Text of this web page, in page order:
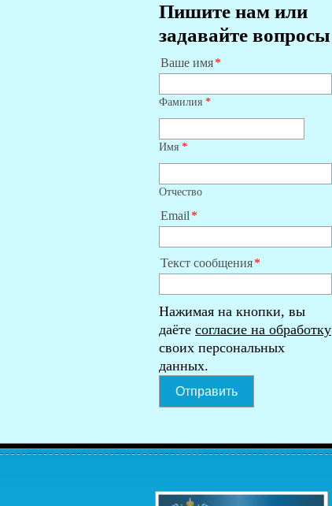
Пишите нам или
задавайте вопросы
Ваше имя
Фамилия *
Имя *
Отчество
Email
Текст сообщения
Нажимая на кнопки, вы
даёте согласие на обработку
своих персональных
данных.
Отправить